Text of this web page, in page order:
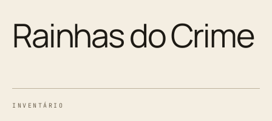
Rainhas do Crime
INVENTÁRIO